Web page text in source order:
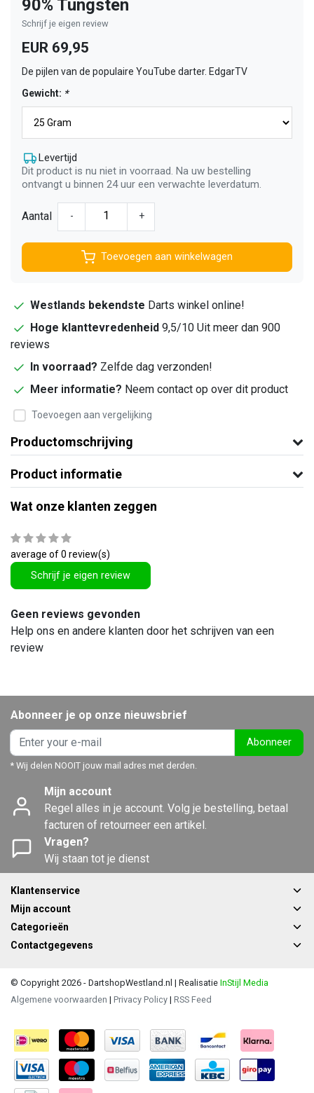
90% Tungsten
Schrijf je eigen review
EUR 69,95
De pijlen van de populaire YouTube darter. EdgarTV
Gewicht: *
Levertijd
Dit product is nu niet in voorraad. Na uw bestelling
ontvangt u binnen 24 uur een verwachte leverdatum.
Aantal - +
Toevoegen aan winkelwagen
Westlands bekendste Darts winkel online!
Hoge klanttevredenheid 9,5/10 Uit meer dan 900
reviews
In voorraad? Zelfde dag verzonden!
Meer informatie? Neem contact op over dit product
Toevoegen aan vergelijking
Productomschrijving
Product informatie
Wat onze klanten zeggen
average of 0 review(s)
Schrijf je eigen review
Geen reviews gevonden
Help ons en andere klanten door het schrijven van een
review
Abonneer je op onze nieuwsbrief
Abonneer
* Wij delen NOOIT jouw mail adres met derden.
Mijn account
Regel alles in je account. Volg je bestelling, betaal
facturen of retourneer een artikel.
Vragen?
Wij staan tot je dienst
Klantenservice
Mijn account
Categorieën
Contactgegevens
© Copyright 2026 - DartshopWestland.nl | Realisatie InStijl Media
Algemene voorwaarden | Privacy Policy | RSS Feed